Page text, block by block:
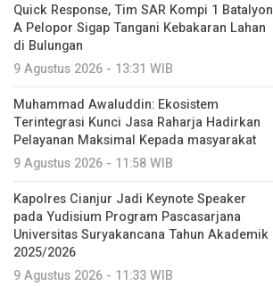
Quick Response, Tim SAR Kompi 1 Batalyon
A Pelopor Sigap Tangani Kebakaran Lahan
di Bulungan
9 Agustus 2026 - 13:31 WIB
Muhammad Awaluddin: Ekosistem
Terintegrasi Kunci Jasa Raharja Hadirkan
Pelayanan Maksimal Kepada masyarakat
9 Agustus 2026 - 11:58 WIB
Kapolres Cianjur Jadi Keynote Speaker
pada Yudisium Program Pascasarjana
Universitas Suryakancana Tahun Akademik
2025/2026
9 Agustus 2026 - 11:33 WIB